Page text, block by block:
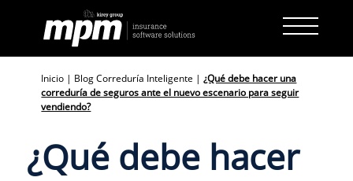
content
Inicio | Blog Correduría Inteligente |¿Qué debe hacer una
correduría de seguros ante el nuevo escenario para seguir
vendiendo?
¿Qué debe hacer